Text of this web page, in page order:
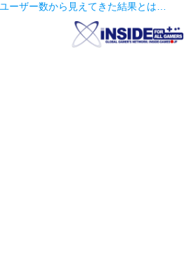
ーザー数から見えてきた結果とは…